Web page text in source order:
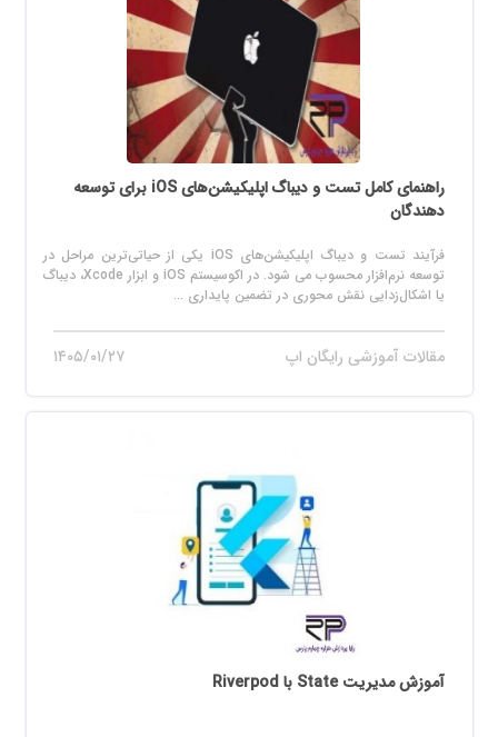
راهنمای کامل تست و دیباگ اپلیکیشن‌های iOS برای توسعه
دهندگان
فرآیند تست و دیباگ اپلیکیشن‌های iOS یکی از حیاتی‌ترین مراحل در
توسعه نرم‌افزار محسوب می‌ شود. در اکوسیستم iOS و ابزار Xcode، دیباگ
یا اشکال‌زدایی نقش محوری در تضمین پایداری ...
مقالات آموزشی رایگان اپ ۱۴۰۵/۰۱/۲۷
آموزش مدیریت State با Riverpod